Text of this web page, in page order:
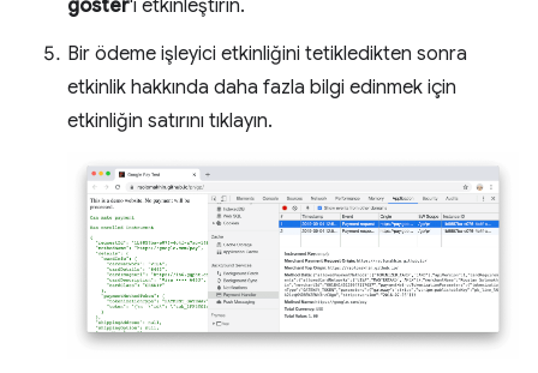
göster'i etkinleştirin.
Bir ödeme işleyici etkinliğini tetikledikten sonra
etkinlik hakkında daha fazla bilgi edinmek için
etkinliğin satırını tıklayın.